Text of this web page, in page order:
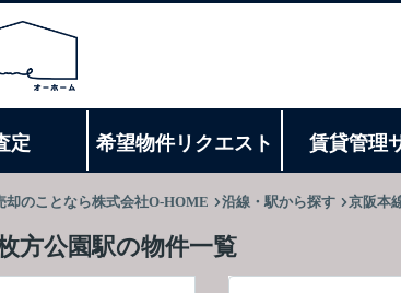
定 希望物件リクエスト 賃貸管理
却のことなら株式会社O-HOME 沿線・駅から探す 京阪本
方公園駅の物件一覧